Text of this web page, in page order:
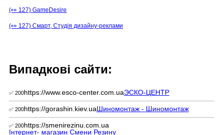
(👀 127) GameDesire
(👀 127) Смарт, Студія дизайну-реклами
Випадкові сайти:
✅ 200https://www.esco-center.com.uaЭСКО-ЦЕНТР
✅ 200https://gorashin.kiev.uaШиномонтаж - Шиномонтаж
✅ 200https://smenirezinu.com.ua
Інтернет- магазин Смени Резину